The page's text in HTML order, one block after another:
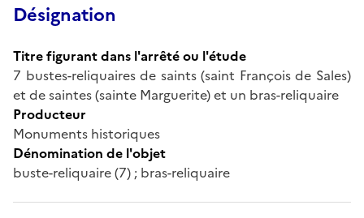
Désignation
Titre figurant dans l'arrêté ou l'étude
7 bustes-reliquaires de saints (saint François de Sales)
et de saintes (sainte Marguerite) et un bras-reliquaire
Producteur
Monuments historiques
Dénomination de l'objet
buste-reliquaire (7) ; bras-reliquaire